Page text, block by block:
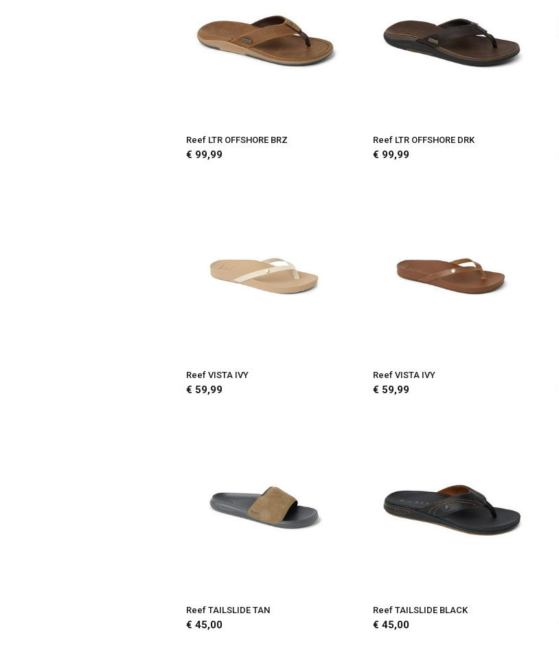
Reef LTR OFFSHORE BRZ
€ 99,99
Reef LTR OFFSHORE DRK
€ 99,99
Reef VISTA IVY
€ 59,99
Reef VISTA IVY
€ 59,99
Reef TAILSLIDE TAN
€ 45,00
Reef TAILSLIDE BLACK
€ 45,00